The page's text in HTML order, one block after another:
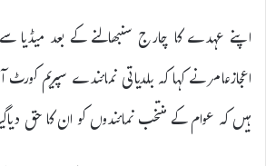
اپنے عہدے کا چارج سنبھالنے کے بعد میڈیا
اعجازعامر نے کہا کہ بلدیاتی نمائندے سپریم
ہیں کہ عوام کے منتخب نمائندوں کو ان کا حق